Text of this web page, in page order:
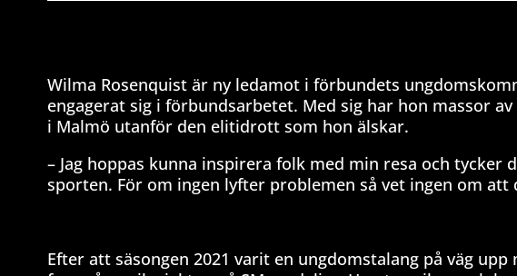
Wilma Rosenquist är ny ledamot i förbundets
engagerat sig i förbundsarbetet. Med sig har hon massor
i Malmö utanför den elitidrott som hon älskar.
– Jag hoppas kunna inspirera folk med min resa och
sporten. För om ingen lyfter problemen så vet ingen om att
Efter att säsongen 2021 varit en ungdomstalang på väg